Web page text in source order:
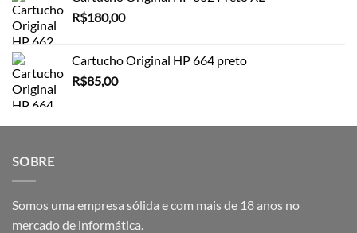
R$180,00
Cartucho Original HP 664 preto
R$85,00
SOBRE
Somos uma empresa sólida e com mais de 18 anos no
mercado de informática.